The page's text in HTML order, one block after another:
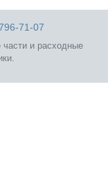
71-07
части и расходные